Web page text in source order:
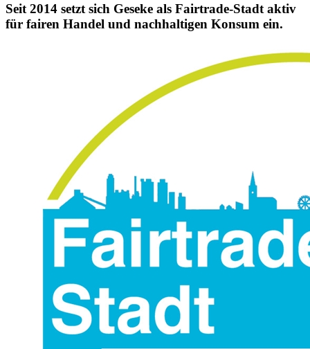
Seit 2014 setzt sich Geseke als Fairtrade-Stadt aktiv
für fairen Handel und nachhaltigen Konsum ein.